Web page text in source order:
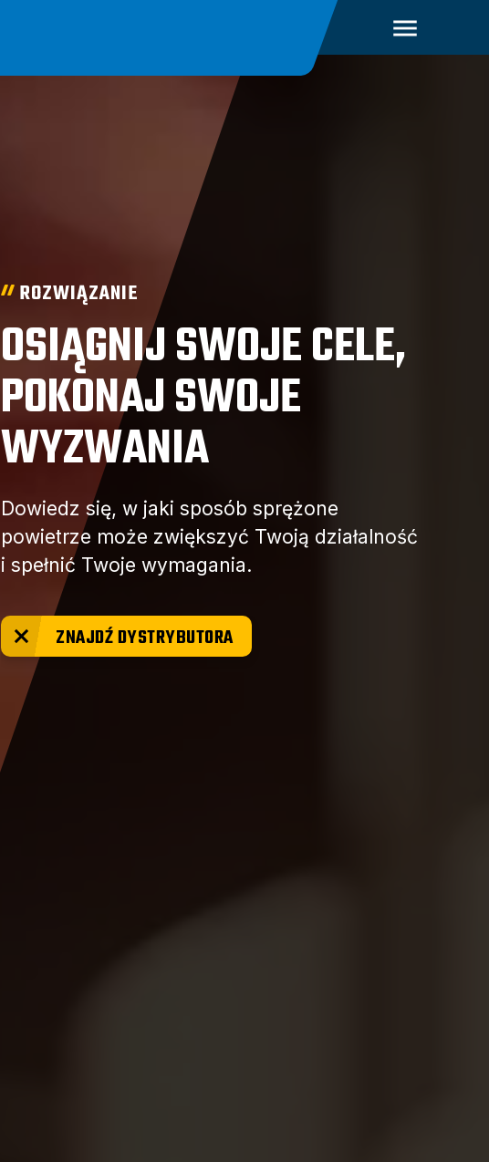
ROZWIĄZANIE
OSIĄGNIJ SWOJE CELE,
POKONAJ SWOJE
WYZWANIA
Dowiedz się, w jaki sposób sprężone
powietrze może zwiększyć Twoją działalność
i spełnić Twoje wymagania.
ZNAJDŹ DYSTRYBUTORA